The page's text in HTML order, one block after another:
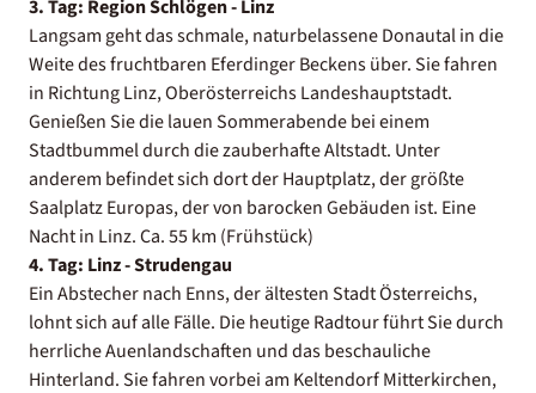
3. Tag: Region Schlögen - Linz
Langsam geht das schmale, naturbelassene Donautal in die
Weite des fruchtbaren Eferdinger Beckens über. Sie fahren
in Richtung Linz, Oberösterreichs Landeshauptstadt.
Genießen Sie die lauen Sommerabende bei einem
Stadtbummel durch die zauberhafte Altstadt. Unter
anderem befindet sich dort der Hauptplatz, der größte
Saalplatz Europas, der von barocken Gebäuden ist. Eine
Nacht in Linz. Ca. 55 km (Frühstück)
4. Tag: Linz - Strudengau
Ein Abstecher nach Enns, der ältesten Stadt Österreichs,
lohnt sich auf alle Fälle. Die heutige Radtour führt Sie durch
herrliche Auenlandschaften und das beschauliche
Hinterland. Sie fahren vorbei am Keltendorf Mitterkirchen,